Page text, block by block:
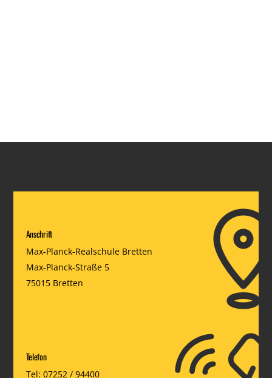
Anschrift
Max-Planck-Realschule Bretten
Max-Planck-Straße 5
75015 Bretten
Telefon
Tel: 07252 / 94400